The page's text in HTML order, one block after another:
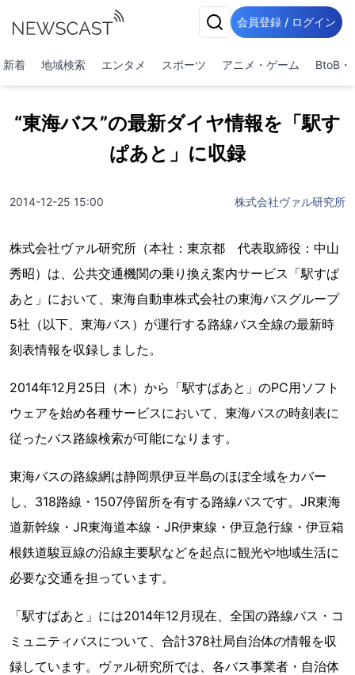
会員登録 / ログイン
新着 地域検索 エンタメ スポーツ アニメ・ゲーム BtoB・
“東海バス”の最新ダイヤ情報を「駅す
ぱあと」に収録
2014-12-25 15:00 株式会社ヴァル研究所
株式会社ヴァル研究所（本社：東京都 代表取締役：中山
秀昭）は、公共交通機関の乗り換え案内サービス「駅すぱ
あと」において、東海自動車株式会社の東海バスグループ
5社（以下、東海バス）が運行する路線バス全線の最新時
刻表情報を収録しました。
2014年12月25日（木）から「駅すぱあと」のPC用ソフト
ウェアを始め各種サービスにおいて、東海バスの時刻表に
従ったバス路線検索が可能になります。
東海バスの路線網は静岡県伊豆半島のほぼ全域をカバー
し、318路線・1507停留所を有する路線バスです。JR東海
道新幹線・JR東海道本線・JR伊東線・伊豆急行線・伊豆箱
根鉄道駿豆線の沿線主要駅などを起点に観光や地域生活に
必要な交通を担っています。
「駅すぱあと」には2014年12月現在、全国の路線バス・コ
ミュニティバスについて、合計378社局自治体の情報を収
録しています。ヴァル研究所では、各バス事業者・自治体